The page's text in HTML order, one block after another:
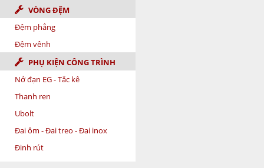
VÒNG ĐỆM
Đệm phẳng
Đệm vênh
PHỤ KIỆN CÔNG TRÌNH
Nở đạn EG - Tắc kê
Thanh ren
Ubolt
Đai ôm - Đai treo - Đai inox
Đinh rút